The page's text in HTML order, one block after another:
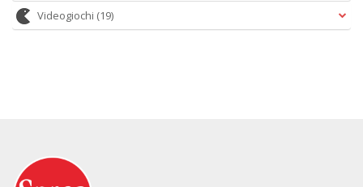
Videogiochi (19)